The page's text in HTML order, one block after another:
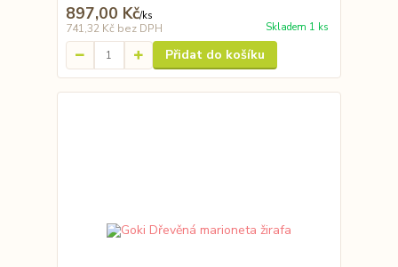
897,00 Kč/ks
741,32 Kč bez DPH Skladem 1 ks
Přidat do košíku